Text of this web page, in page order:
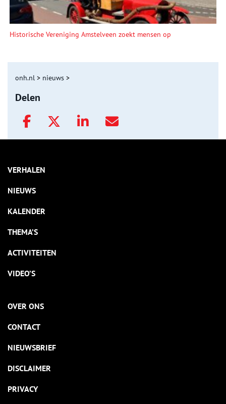
Historische Vereniging Amstelveen zoekt mensen op
onh.nl > nieuws >
Delen
VERHALEN
NIEUWS
KALENDER
THEMA’S
ACTIVITEITEN
VIDEO’S
OVER ONS
CONTACT
NIEUWSBRIEF
DISCLAIMER
PRIVACY